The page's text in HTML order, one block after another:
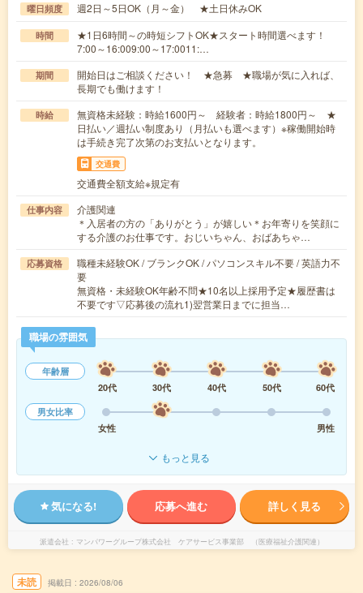
曜日頻度 週2日～5日OK（月～金） ★土日休みOK
時間
★1日6時間～の時短シフトOK★スタート時間選べます！
7:00～16:009:00～17:0011:…
期間
開始日はご相談ください！ ★急募 ★職場が気に入れば、
長期でも働けます！
時給
無資格未経験：時給1600円～ 経験者：時給1800円～ ★
日払い／週払い制度あり（月払いも選べます）※稼働開始時
は手続き完了次第のお支払いとなります。
交通費
交通費全額支給※規定有
仕事内容
介護関連
＊入居者の方の「ありがとう」が嬉しい＊お年寄りを笑顔に
する介護のお仕事です。おじいちゃん、おばあちゃ…
応募資格
職種未経験OK / ブランクOK / パソコンスキル不要 / 英語力不
要
無資格・未経験OK年齢不問★10名以上採用予定★履歴書は
不要です▽応募後の流れ1)翌営業日までに担当…
職場の雰囲気
年齢層
20代
30代 40代 50代
60代
男女比率
女性
男性
もっと見る
気になる! 応募へ進む 詳しく見る
派遣会社 マンパワーグループ株式会社 ケアサービス事業部 （医療福祉介護関連）
未読 掲載日 2026/08/06